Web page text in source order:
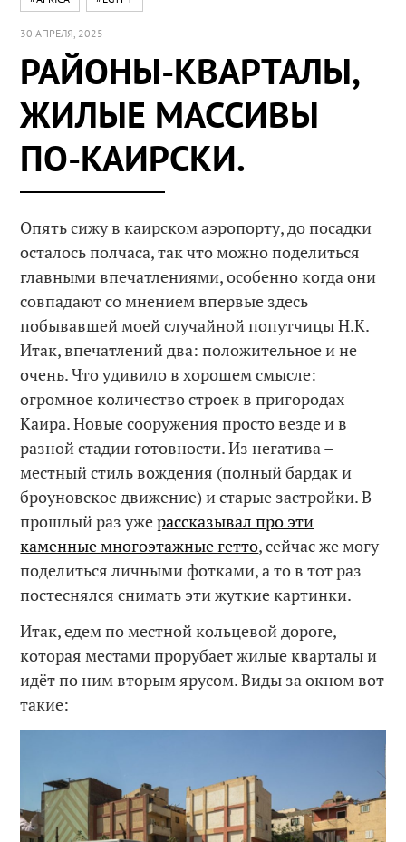
30 АПРЕЛЯ, 2025
РАЙОНЫ-КВАРТАЛЫ,
ЖИЛЫЕ МАССИВЫ
ПО-КАИРСКИ.
Опять сижу в каирском аэропорту, до посадки
осталось полчаса, так что можно поделиться
главными впечатлениями, особенно когда они
совпадают со мнением впервые здесь
побывавшей моей случайной попутчицы Н.К.
Итак, впечатлений два: положительное и не
очень. Что удивило в хорошем смысле:
огромное количество строек в пригородах
Каира. Новые сооружения просто везде и в
разной стадии готовности. Из негатива –
местный стиль вождения (полный бардак и
броуновское движение) и старые застройки. В
прошлый раз ужерассказывал про эти
каменные многоэтажные гетто, сейчас же могу
поделиться личными фотками, а то в тот раз
постеснялся снимать эти жуткие картинки.
Итак, едем по местной кольцевой дороге,
которая местами прорубает жилые кварталы и
идёт по ним вторым ярусом. Виды за окном вот
такие: